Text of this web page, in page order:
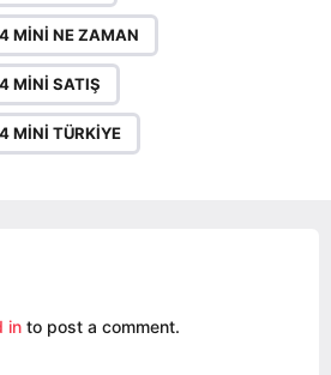
MINI NE ZAMAN
MINI SATIŞ
MINI TÜRKIYE
in to post a comment.